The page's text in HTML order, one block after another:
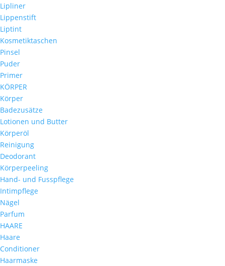
Lipliner
Lippenstift
Liptint
Kosmetiktaschen
Pinsel
Puder
Primer
KÖRPER
Körper
Badezusätze
Lotionen und Butter
Körperöl
Reinigung
Deodorant
Körperpeeling
Hand- und Fusspflege
Intimpflege
Nägel
Parfum
HAARE
Haare
Conditioner
Haarmaske